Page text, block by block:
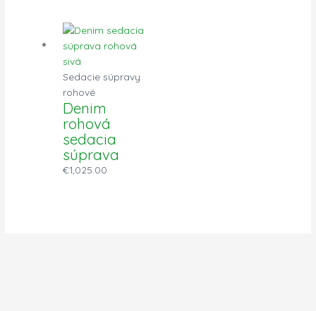
Sedacie súpravy
rohové
Denim
rohová
sedacia
súprava
€1,025.00